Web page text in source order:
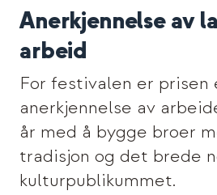
Anerkjennelse av
arbeid
For festivalen er prisen
anerkjennelse av
år med å bygge broer
tradisjon og det brede
kulturpublikummet.